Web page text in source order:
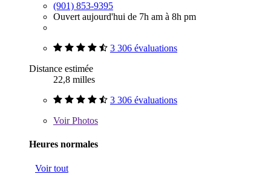
(901) 853-9395
Ouvert aujourd'hui de 7h am à 8h pm
3 306 évaluations
Distance estimée
22,8 milles
3 306 évaluations
VoirPhotos
Heures normales
Voir tout